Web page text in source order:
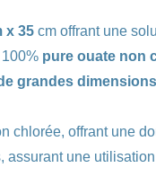
x 35 cm offrant une
pure ouate non
grandes dimensions
chlorée, offrant une
assurant une